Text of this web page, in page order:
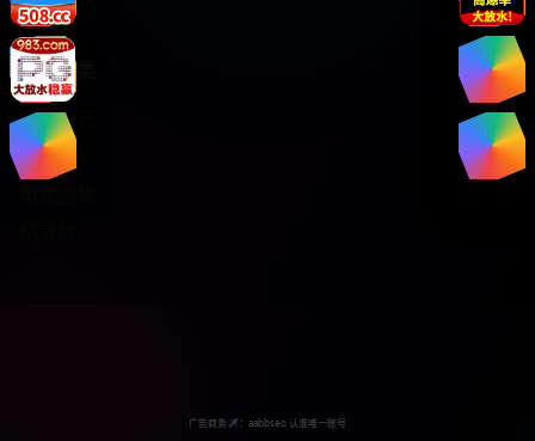
热门分类
日韩综艺
热门电影